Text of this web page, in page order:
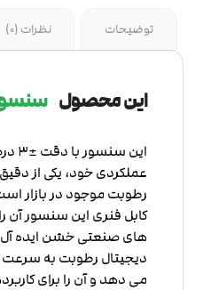
توضیحات نظرات (0)
این محصول
این
عملکردی خود، یکی از
رطوبت موجود در بازار
کابل فنری این سنسور آن
های صنعتی خشن ایده
دیجیتال رطوبت به سرعت
می دهد و آن را برای